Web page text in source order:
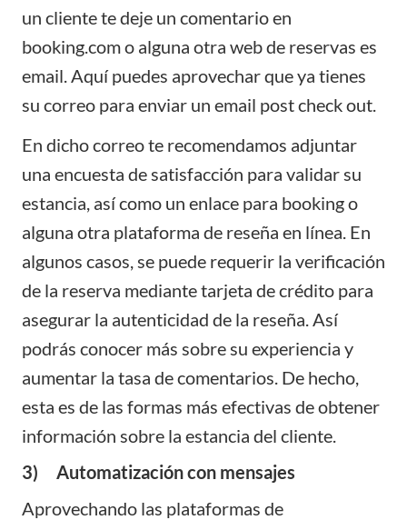
un cliente te deje un comentario en
booking.com o alguna otra web de reservas es
email. Aquí puedes aprovechar que ya tienes
su correo para enviar un email post check out.
En dicho correo te recomendamos adjuntar
una encuesta de satisfacción para validar su
estancia, así como un enlace para booking o
alguna otra plataforma de reseña en línea. En
algunos casos, se puede requerir la verificación
de la reserva mediante tarjeta de crédito para
asegurar la autenticidad de la reseña. Así
podrás conocer más sobre su experiencia y
aumentar la tasa de comentarios. De hecho,
esta es de las formas más efectivas de obtener
información sobre la estancia del cliente.
3) Automatización con mensajes
Aprovechando las plataformas de